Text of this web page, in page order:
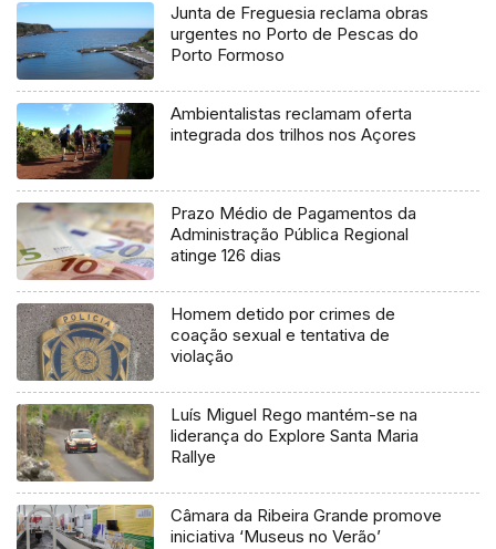
Junta de Freguesia reclama obras
urgentes no Porto de Pescas do
Porto Formoso
Ambientalistas reclamam oferta
integrada dos trilhos nos Açores
Prazo Médio de Pagamentos da
Administração Pública Regional
atinge 126 dias
Homem detido por crimes de
coação sexual e tentativa de
violação
Luís Miguel Rego mantém-se na
liderança do Explore Santa Maria
Rallye
Câmara da Ribeira Grande promove
iniciativa ‘Museus no Verão’